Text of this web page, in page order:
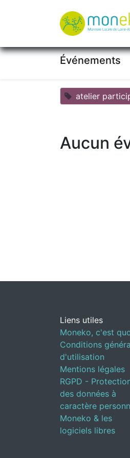
Événements
atelier
Aucun
Liens utiles
Moneko, c'est
Conditions
d'utilisation
Mentions légales
RGPD -
des données à
caractère
Moneko & les
logiciels libres